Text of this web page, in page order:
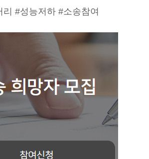
#성능저하 #소송참여